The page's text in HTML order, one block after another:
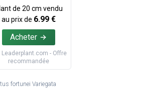
de 20 cm vendu
au prix de 6.99 €
Acheter
Leaderplant.com - Offre
recommandée
fortunei Variegata